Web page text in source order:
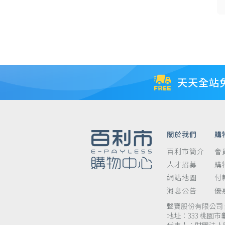
天天全站
關於我們
百利市簡介
人才招募
網站地圖
消息公告
購
會
購
付
優
聲寶股份有限公司
地址：333 桃園市